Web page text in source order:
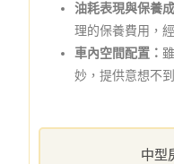
中型
油耗表現與保養
理的保養費用，
車內空間配置：
妙，提供意想不